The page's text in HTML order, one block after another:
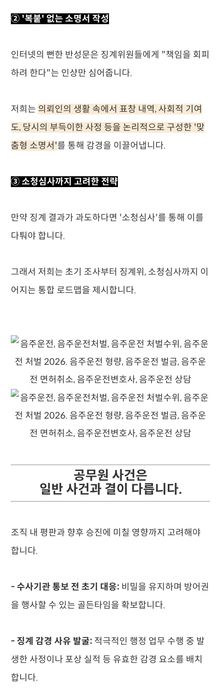
② '복붙' 없는 소명서 작성
인터넷의 뻔한 반성문은 징계위원들에게 "책임을 회피
하려 한다"는 인상만 심어줍니다.
저희는 의뢰인의 생활 속에서 표창 내역, 사회적 기여
도, 당시의 부득이한 사정 등을 논리적으로 구성한 '맞
춤형 소명서'를 통해 감경을 이끌어냅니다.
③ 소청심사까지 고려한 전략
만약 징계 결과가 과도하다면 '소청심사'를 통해 이를
다퉈야 합니다.
그래서 저희는 초기 조사부터 징계위, 소청심사까지 이
어지는 통합 로드맵을 제시합니다.
공무원 사건은
일반 사건과 결이 다릅니다.
조직 내 평판과 향후 승진에 미칠 영향까지 고려해야
합니다.
- 수사기관 통보 전 초기 대응: 비밀을 유지하며 방어권
을 행사할 수 있는 골든타임을 확보합니다.
- 징계 감경 사유 발굴: 적극적인 행정 업무 수행 중 발
생한 사정이나 포상 실적 등 유효한 감경 요소를 배치
합니다.